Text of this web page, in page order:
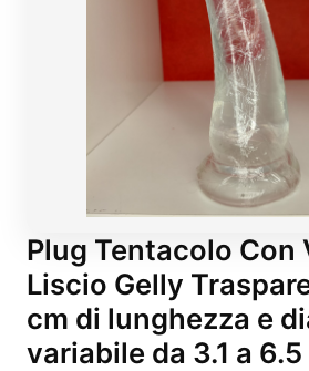
Plug Tentacolo Con
Liscio Gelly
cm di lunghezza e
variabile da 3.1 a